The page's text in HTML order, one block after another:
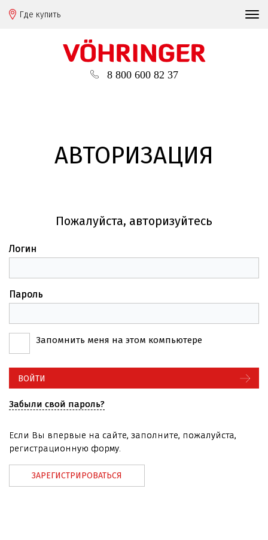
Где купить
8 800 600 82 37
АВТОРИЗАЦИЯ
Пожалуйста, авторизуйтесь
Логин
Пароль
Запомнить меня на этом компьютере
Забыли свой пароль?
Если Вы впервые на сайте, заполните, пожалуйста,
регистрационную форму.
ЗАРЕГИСТРИРОВАТЬСЯ